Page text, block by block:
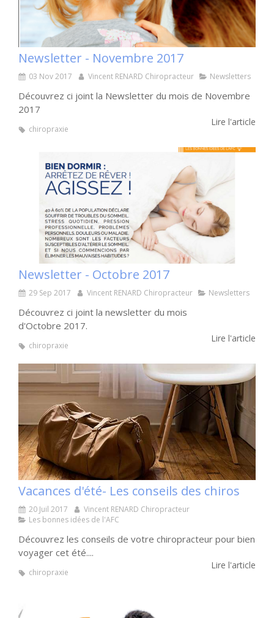
Newsletter - Novembre 2017
03 Nov 2017 Vincent RENARD Chiropracteur Newsletters
Découvrez ci joint la Newsletter du mois de Novembre
2017
Lire l'article
chiropraxie
Newsletter - Octobre 2017
29 Sep 2017 Vincent RENARD Chiropracteur Newsletters
Découvrez ci joint la newsletter du mois
d'Octobre 2017.
Lire l'article
chiropraxie
Vacances d'été- Les conseils des chiros
20 Juil 2017
Vincent RENARD Chiropracteur
Les bonnes idées de l'AFC
Découvrez les conseils de votre chiropracteur pour bien
voyager cet été....
Lire l'article
chiropraxie